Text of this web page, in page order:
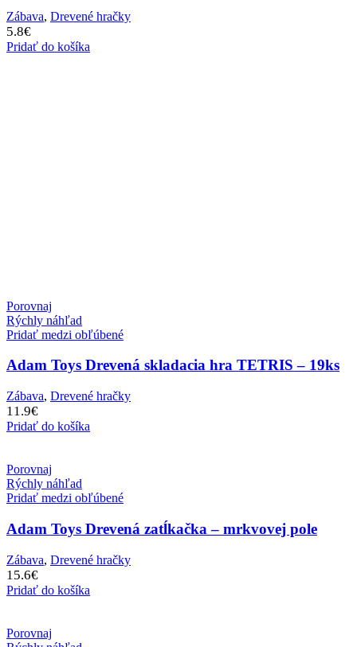
Zábava, Drevené hračky
5.8€
Pridať do košíka
Porovnaj
Rýchly náhľad
Pridať medzi obľúbené
Adam Toys Drevená skladacia hra TETRIS – 19ks
Zábava, Drevené hračky
11.9€
Pridať do košíka
Porovnaj
Rýchly náhľad
Pridať medzi obľúbené
Adam Toys Drevená zatĺkačka – mrkvovej pole
Zábava, Drevené hračky
15.6€
Pridať do košíka
Porovnaj